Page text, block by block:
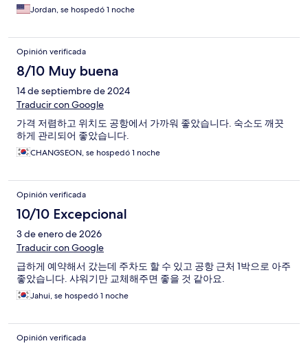
Jordan, se hospedó 1 noche
Opinión verificada
8/10 Muy buena
14 de septiembre de 2024
Traducir con Google
가격 저렴하고 위치도 공항에서 가까워 좋았습니다. 숙소도 깨끗
하게 관리되어 좋았습니다.
CHANGSEON, se hospedó 1 noche
Opinión verificada
10/10 Excepcional
3 de enero de 2026
Traducir con Google
급하게 예약해서 갔는데 주차도 할 수 있고 공항 근처 1박으로 아주
좋았습니다. 샤워기만 교체해주면 좋을 것 같아요.
Jahui, se hospedó 1 noche
Opinión verificada